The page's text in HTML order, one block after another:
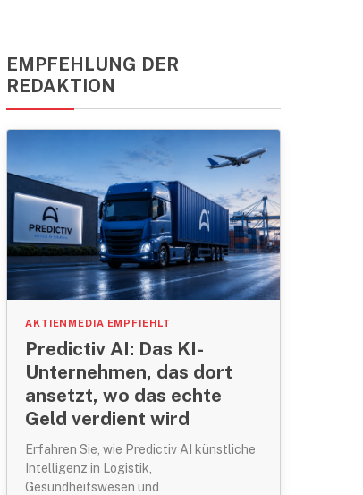
EMPFEHLUNG DER
REDAKTION
AKTIENMEDIA EMPFIEHLT
Predictiv AI: Das KI-
Unternehmen, das dort
ansetzt, wo das echte
Geld verdient wird
Erfahren Sie, wie Predictiv AI künstliche
Intelligenz in Logistik,
Gesundheitswesen und